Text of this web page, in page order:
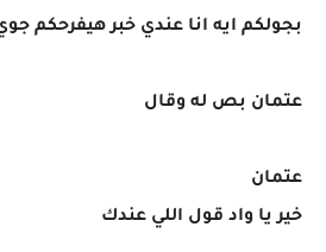
بجولكم ايه انا عندي خبر هيفرحكم
عتمان بص له وقال
عتمان
خير يا واد قول اللي عندك